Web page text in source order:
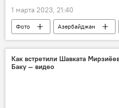
1 марта 2023, 21:40
Фото Азербайджан
внешняя политика
Как встретили Шавката
Баку — видео